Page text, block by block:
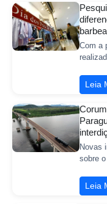
Com a
...
Leia
Novas
sobre
Leia